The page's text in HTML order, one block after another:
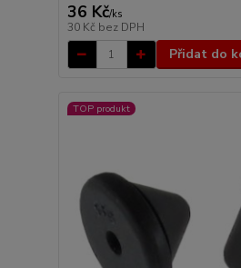
36 Kč/ks
30 Kč bez DPH
Přidat do
TOP produkt